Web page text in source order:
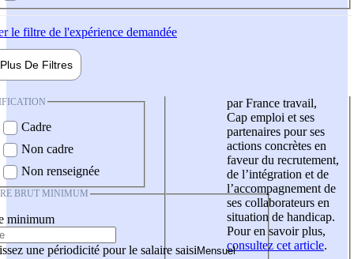
le filtre de l'expérience demandée
Plus De Filtres
Cadre
Non cadre
Non renseignée
BRUT MINIMUM
minimum
une périodicité pour le salaire saisi
par France travail,
Cap emploi et ses
partenaires pour ses
actions concrètes en
faveur du recrutement,
de l’intégration et de
l’accompagnement de
ses collaborateurs en
situation de handicap.
Pour en savoir plus,
consultez cet article.